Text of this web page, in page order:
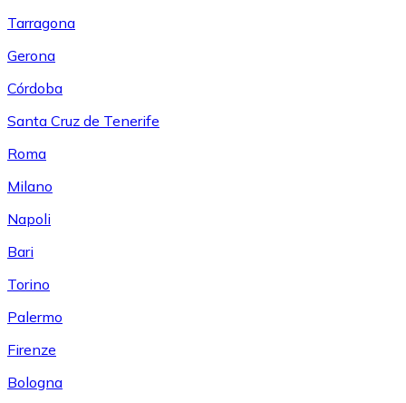
Tarragona
Gerona
Córdoba
Santa Cruz de Tenerife
Roma
Milano
Napoli
Bari
Torino
Palermo
Firenze
Bologna